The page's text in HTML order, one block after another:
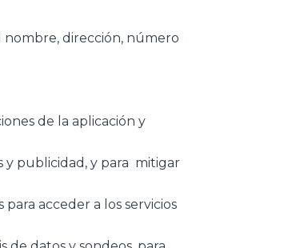
nombre, dirección, número
de la aplicación y
y publicidad, y para mitigar
acceder a los servicios